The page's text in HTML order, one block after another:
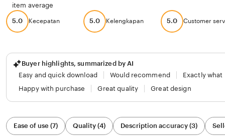
item average
5.0 Kecepatan 5.0 Kelengkapan 5.0 Customer
Buyer highlights, summarized by AI
Easy and quick download
Would recommend
Exactly what
Happy with purchase
Great quality Great design
Filter
byEase of use (7) Quality (4) Description accuracy (3)